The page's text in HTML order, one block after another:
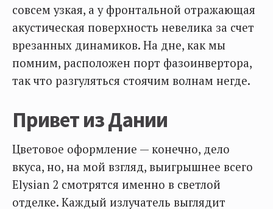
совсем узкая, а у фронтальной отражающая
акустическая поверхность невелика за счет
врезанных динамиков. На дне, как мы
помним, расположен порт фазоинвертора,
так что разгуляться стоячим волнам негде.
Привет из Дании
Цветовое оформление — конечно, дело
вкуса, но, на мой взгляд, выигрышнее всего
Elysian 2 смотрятся именно в светлой
отделке. Каждый излучатель выглядит